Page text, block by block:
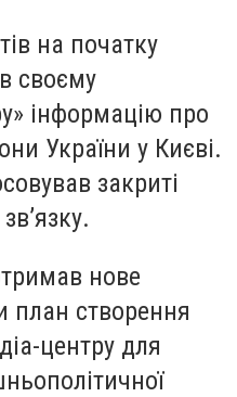
на початку
своєму
інформацію про
України у Києві.
закриті
нове
план створення
центру для